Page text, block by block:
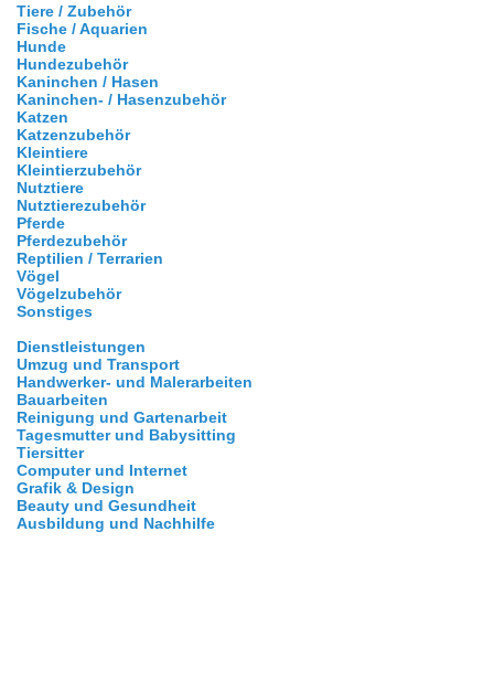
Tiere / Zubehör
Fische / Aquarien
Hunde
Hundezubehör
Kaninchen / Hasen
Kaninchen- / Hasenzubehör
Katzen
Katzenzubehör
Kleintiere
Kleintierzubehör
Nutztiere
Nutztierezubehör
Pferde
Pferdezubehör
Reptilien / Terrarien
Vögel
Vögelzubehör
Sonstiges
Dienstleistungen
Umzug und Transport
Handwerker- und Malerarbeiten
Bauarbeiten
Reinigung und Gartenarbeit
Tagesmutter und Babysitting
Tiersitter
Computer und Internet
Grafik & Design
Beauty und Gesundheit
Ausbildung und Nachhilfe